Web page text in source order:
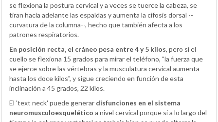
se flexiona la postura cervical y a veces se tuerce la cabeza, se
tiran hacia adelante las espaldas y aumenta la cifosis dorsal --
curvatura de la columna--, hecho que también afecta a los
patrones respiratorios.
En posición recta, el cráneo pesa entre 4 y 5 kilos, pero si el
cuello se flexiona 15 grados para mirar el teléfono, "la fuerza que
se ejerce sobre las vértebras y la musculatura cervical aumenta
hasta los doce kilos", y sigue creciendo en función de esta
inclinación a 45 grados, 22 kilos.
El 'text neck' puede generar disfunciones en el sistema
neuromusculoesquelético a nivel cervical porque si a lo largo del